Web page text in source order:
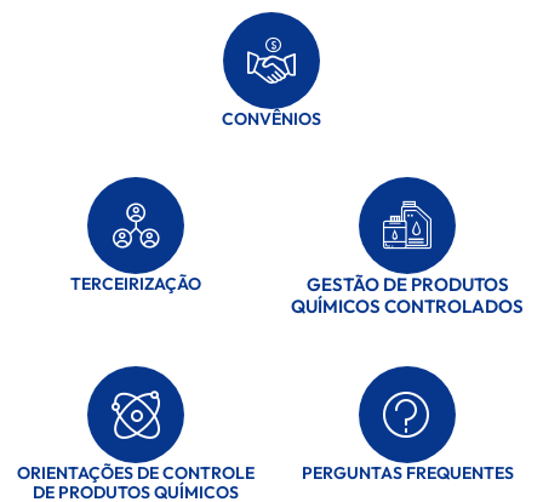
CONVÊNIOS
TERCEIRIZAÇÃO
GESTÃO DE PRODUTOS
QUÍMICOS CONTROLADOS
ORIENTAÇÕES DE CONTROLE
DE PRODUTOS QUÍMICOS
PERGUNTAS FREQUENTES